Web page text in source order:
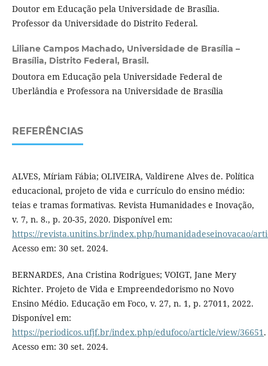
Doutor em Educação pela Universidade de Brasília.
Professor da Universidade do Distrito Federal.
Liliane Campos Machado, Universidade de Brasília –
Brasília, Distrito Federal, Brasil.
Doutora em Educação pela Universidade Federal de
Uberlândia e Professora na Universidade de Brasília
REFERÊNCIAS
ALVES, Míriam Fábia; OLIVEIRA, Valdirene Alves de. Política
educacional, projeto de vida e currículo do ensino médio:
teias e tramas formativas. Revista Humanidades e Inovação,
v. 7, n. 8., p. 20-35, 2020. Disponível em:
https://revista.unitins.br/index.php/humanidadeseinovacao/
Acesso em: 30 set. 2024.
BERNARDES, Ana Cristina Rodrigues; VOIGT, Jane Mery
Richter. Projeto de Vida e Empreendedorismo no Novo
Ensino Médio. Educação em Foco, v. 27, n. 1, p. 27011, 2022.
Disponível em:
https://periodicos.ufjf.br/index.php/edufoco/article/view/36651.
Acesso em: 30 set. 2024.